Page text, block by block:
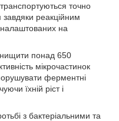
точно
завдяки реакційним
на
понад 650
мікрочастинок
ферментні
їхній ріст і
з бактеріальними та